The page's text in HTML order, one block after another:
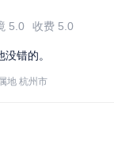
5.0 收费 5.0
错的。
地 杭州市